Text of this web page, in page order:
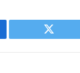
Twitter